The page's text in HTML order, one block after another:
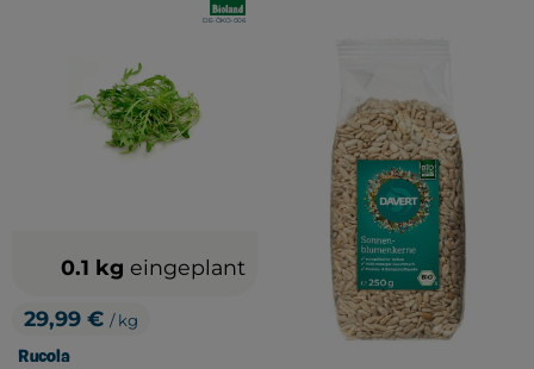
, Preis:
29,99 € / kg
Rucola
0.1 kg eingeplant
, Kontrollstelle:
DE-ÖKO-006